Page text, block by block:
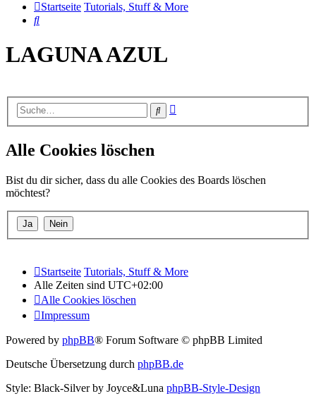
Startseite Tutorials, Stuff & More
Suche
LAGUNA AZUL
Suche
Alle Cookies löschen
Bist du dir sicher, dass du alle Cookies des Boards löschen
möchtest?
Startseite Tutorials, Stuff & More
Alle Zeiten sind UTC+02:00
Alle Cookies löschen
Impressum
Powered by phpBB® Forum Software © phpBB Limited
Deutsche Übersetzung durch phpBB.de
Style: Black-Silver by Joyce&Luna phpBB-Style-Design